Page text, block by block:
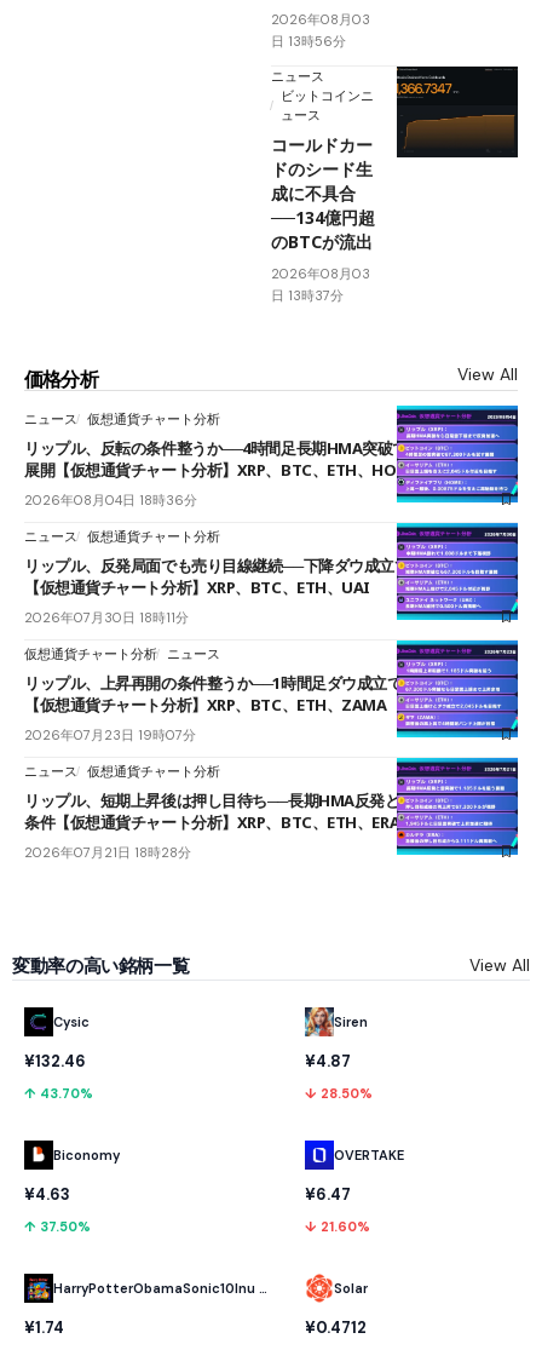
2026年08月03
日 13時56分
ニュース
ビットコインニ
ュース
コールドカー
ドのシード生
成に不具合
──134億円超
のBTCが流出
2026年08月03
日 13時37分
価格分析 View All
ニュース 仮想通貨チャート分析
リップル、反転の条件整うか──4時間足長期HMA突破で雲下端を目指す
展開【仮想通貨チャート分析】XRP、BTC、ETH、HOME
2026年08月04日 18時36分
ニュース 仮想通貨チャート分析
リップル、反発局面でも売り目線継続──下降ダウ成立で下値追う展開
【仮想通貨チャート分析】XRP、BTC、ETH、UAI
2026年07月30日 18時11分
仮想通貨チャート分析 ニュース
リップル、上昇再開の条件整うか──1時間足ダウ成立で1.185ドルを狙う
【仮想通貨チャート分析】XRP、BTC、ETH、ZAMA
2026年07月23日 19時07分
ニュース 仮想通貨チャート分析
リップル、短期上昇後は押し目待ち──長期HMA反発と雲上抜けが買い
条件【仮想通貨チャート分析】XRP、BTC、ETH、ERA
2026年07月21日 18時28分
変動率の高い銘柄一覧 View All
Cysic
¥132.46
↑ 43.70%
Biconomy
¥4.63
↑ 37.50%
HarryPotterObamaSonic10Inu (ETH)
¥1.74
Siren
¥4.87
↓ 28.50%
OVERTAKE
¥6.47
↓ 21.60%
Solar
¥0.4712